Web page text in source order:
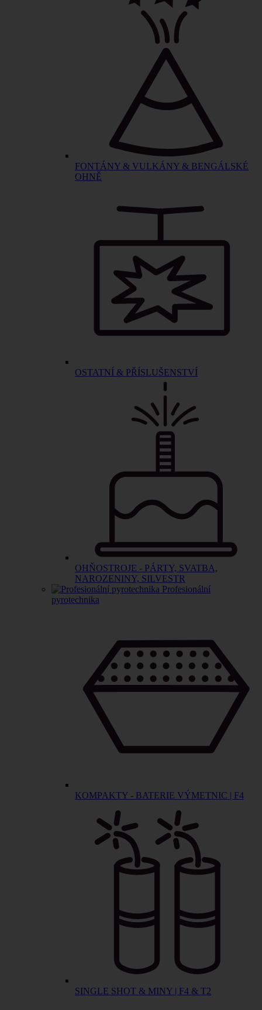
FONTÁNY & VULKÁNY & BENGÁLSKÉ
OHNĚ
OSTATNÍ & PŘÍSLUŠENSTVÍ
OHŇOSTROJE - PÁRTY, SVATBA,
NAROZENINY, SILVESTR
Profesionální
pyrotechnika
KOMPAKTY - BATERIE VÝMETNIC | F4
SINGLE SHOT & MINY | F4 & T2